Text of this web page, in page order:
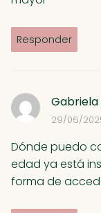
Responder
Gabriela
29/06/
Dónde puedo
edad ya está
forma de